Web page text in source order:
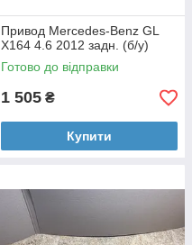
Привод Mercedes-Benz GL
X164 4.6 2012 задн. (б/у)
Готово до відправки
1 505 ₴
Купити